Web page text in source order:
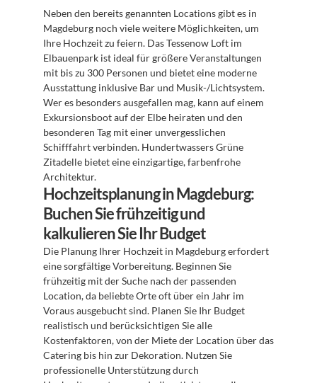
Neben den bereits genannten Locations gibt es in
Magdeburg noch viele weitere Möglichkeiten, um
Ihre Hochzeit zu feiern. Das Tessenow Loft im
Elbauenpark ist ideal für größere Veranstaltungen
mit bis zu 300 Personen und bietet eine moderne
Ausstattung inklusive Bar und Musik-/Lichtsystem.
Wer es besonders ausgefallen mag, kann auf einem
Exkursionsboot auf der Elbe heiraten und den
besonderen Tag mit einer unvergesslichen
Schifffahrt verbinden. Hundertwassers Grüne
Zitadelle bietet eine einzigartige, farbenfrohe
Architektur.
Hochzeitsplanung in Magdeburg:
Buchen Sie frühzeitig und
kalkulieren Sie Ihr Budget
Die Planung Ihrer Hochzeit in Magdeburg erfordert
eine sorgfältige Vorbereitung. Beginnen Sie
frühzeitig mit der Suche nach der passenden
Location, da beliebte Orte oft über ein Jahr im
Voraus ausgebucht sind. Planen Sie Ihr Budget
realistisch und berücksichtigen Sie alle
Kostenfaktoren, von der Miete der Location über das
Catering bis hin zur Dekoration. Nutzen Sie
professionelle Unterstützung durch